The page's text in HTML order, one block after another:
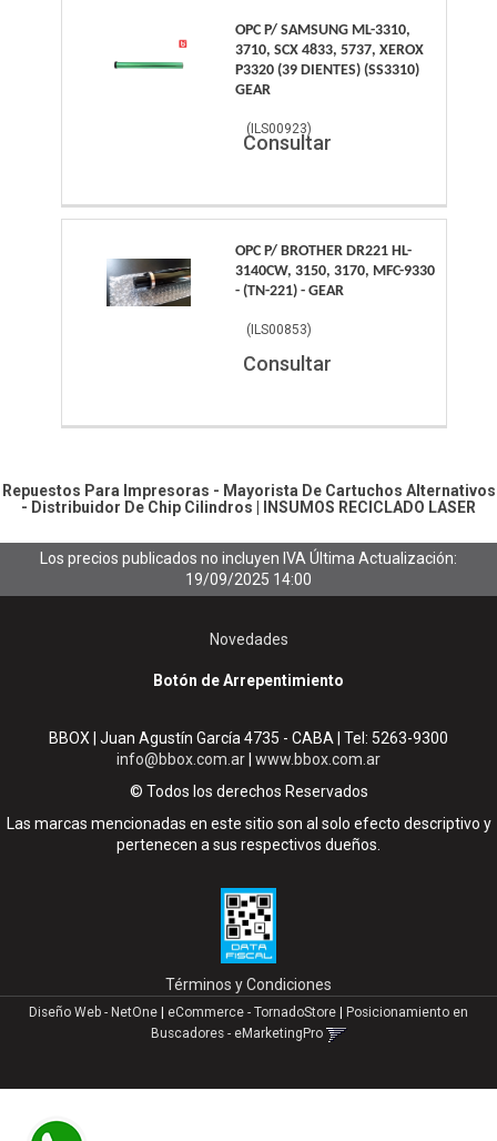
OPC P/ SAMSUNG ML-3310,
3710, SCX 4833, 5737, XEROX
P3320 (39 DIENTES) (SS3310)
GEAR
(ILS00923)
Consultar
OPC P/ BROTHER DR221 HL-
3140CW, 3150, 3170, MFC-9330
- (TN-221) - GEAR
(ILS00853)
Consultar
Repuestos Para Impresoras - Mayorista De Cartuchos Alternativos
- Distribuidor De Chip Cilindros INSUMOS RECICLADO LASER
Los precios publicados no incluyen IVA Última Actualización:
19/09/2025 14:00
Novedades
Botón de Arrepentimiento
BBOX | Juan Agustín García 4735 - CABA | Tel: 5263-9300
info@bbox.com.ar www.bbox.com.ar
© Todos los derechos Reservados
Las marcas mencionadas en este sitio son al solo efecto descriptivo y
pertenecen a sus respectivos dueños.
Términos y Condiciones
Diseño Web - NetOne eCommerce - TornadoStore
Posicionamiento en
Buscadores - eMarketingPro